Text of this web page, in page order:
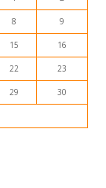
8 9
15 16
22 23
29 30